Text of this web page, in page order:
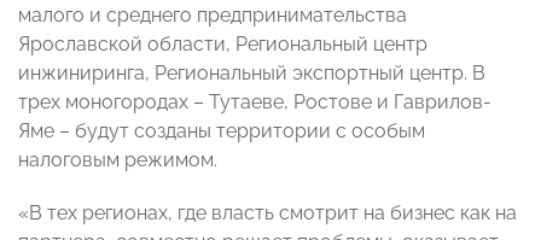
малого и среднего предпринимательства
Ярославской области, Региональный центр
инжиниринга, Региональный экспортный центр. В
трех моногородах – Тутаеве, Ростове и Гаврилов-
Яме – будут созданы территории с особым
налоговым режимом.
«В тех регионах, где власть смотрит на бизнес как на